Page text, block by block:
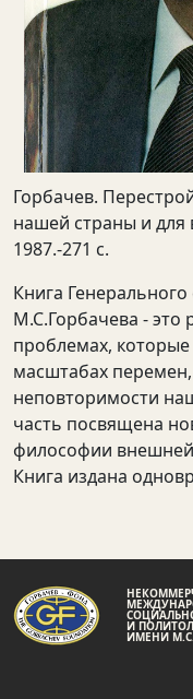
Горбачев.
нашей страны и для
1987.-271 с.
Книга
М.С.Горбачева - это
проблемах,
масштабах
неповторимости
часть посвящена
философии
Книга издана
И
ИМЕНИ